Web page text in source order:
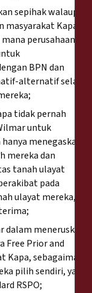
sepihak walaupun
masyarakat Kapa
perusahaan
BPN dan
alternatif selain
tidak pernah
untuk
menegaskan
mereka dan
tanah ulayat
pada
ulayat mereka,
meneruskan
Free Prior and
sebagaimana
pilih sendiri, yang
RSPO;